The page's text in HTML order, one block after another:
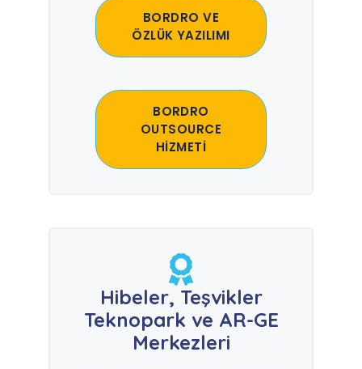
BORDRO VE
ÖZLÜK YAZILIMI
BORDRO
OUTSOURCE
HİZMETİ
Hibeler, Teşvikler
Teknopark ve AR-GE
Merkezleri